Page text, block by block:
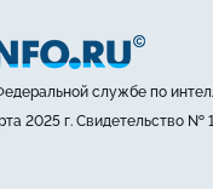
службе по
2025 г. Свидетельство №